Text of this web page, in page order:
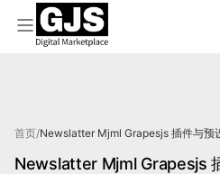
欢迎来到 GJS.MARKET！使用优惠
首页/Newslatter Mjml Grapesjs 插件与预
Newslatter Mjml Grapesjs